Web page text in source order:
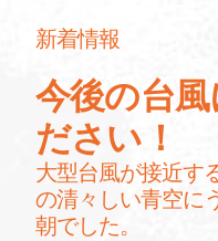
新着情報
今後の台
ださい！
大型台風が接近す
の清々しい青空に
朝でした。